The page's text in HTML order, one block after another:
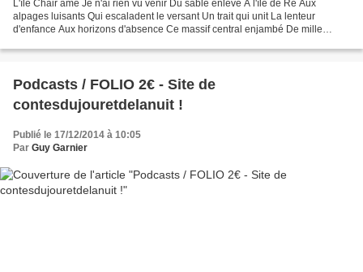
L'île Chair âme Je n'ai rien vu venir Du sable enlevé A l'île de Ré Aux
alpages luisants Qui escaladent le versant Un trait qui unit La lenteur
d'enfance Aux horizons d'absence Ce massif central enjambé De mille
Podcasts / FOLIO 2€ - Site de
contesdujouretdelanuit !
Publié le 17/12/2014 à 10:05
Par Guy Garnier